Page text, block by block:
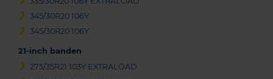
345/30R20 106Y
345/30R20 106Y
21-inch banden
275/35R21 103Y EXTRALOAD